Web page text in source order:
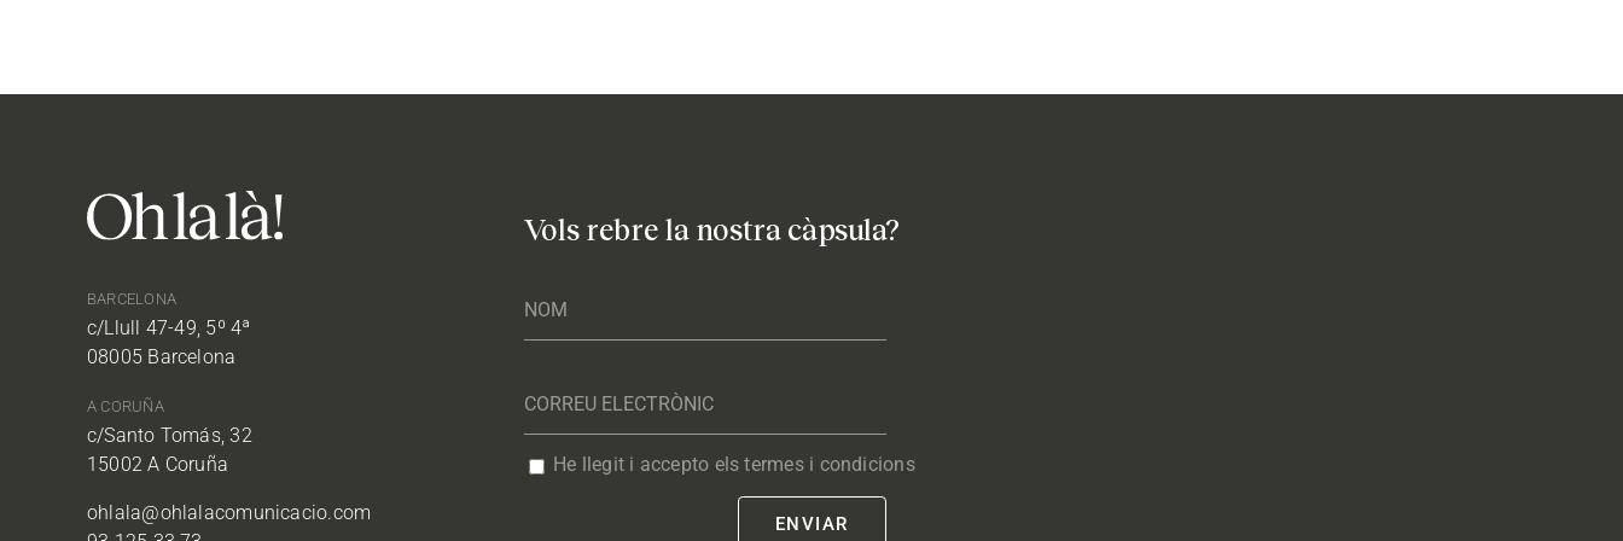
BARCELONA
c/Llull 47-49, 5º 4ª
08005 Barcelona
A CORUÑA
c/Santo Tomás, 32
15002 A Coruña
ohlala@ohlalacomunicacio.com
Vols rebre la nostra càpsula?
He llegit i accepto els termes i condicions